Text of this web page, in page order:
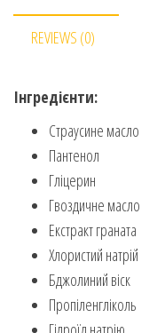
REVIEWS (0)
Інгредієнти:
Страусине масло
Пантенол
Гліцерин
Гвоздичне масло
Екстракт граната
Хлористий натрій
Бджолиний віск
Пропіленгліколь